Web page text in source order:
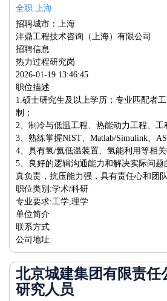
全职 上海
招聘城市：上海
沣鼎工程技术咨询（上海）有限公司
招聘信息
热力过程研究岗
2026-01-19 13:46:45
职位描述
1.硕士研究生及以上学历；专业匹配者
制；
2、制冷与低温工程、热能动力工程、工
3、熟练掌握NIST、Matlab/Simulink、
4、具有氢/氦低温装置、氢能利用等相
5、良好的逻辑沟通能力和解决实际问题
真负责，抗压能力强，具有责任心和团队
职位类别:学术/科研
专业要求:工学,理学
单位简介
联系方式
公司地址
北京城建集团有限责任
研究人员